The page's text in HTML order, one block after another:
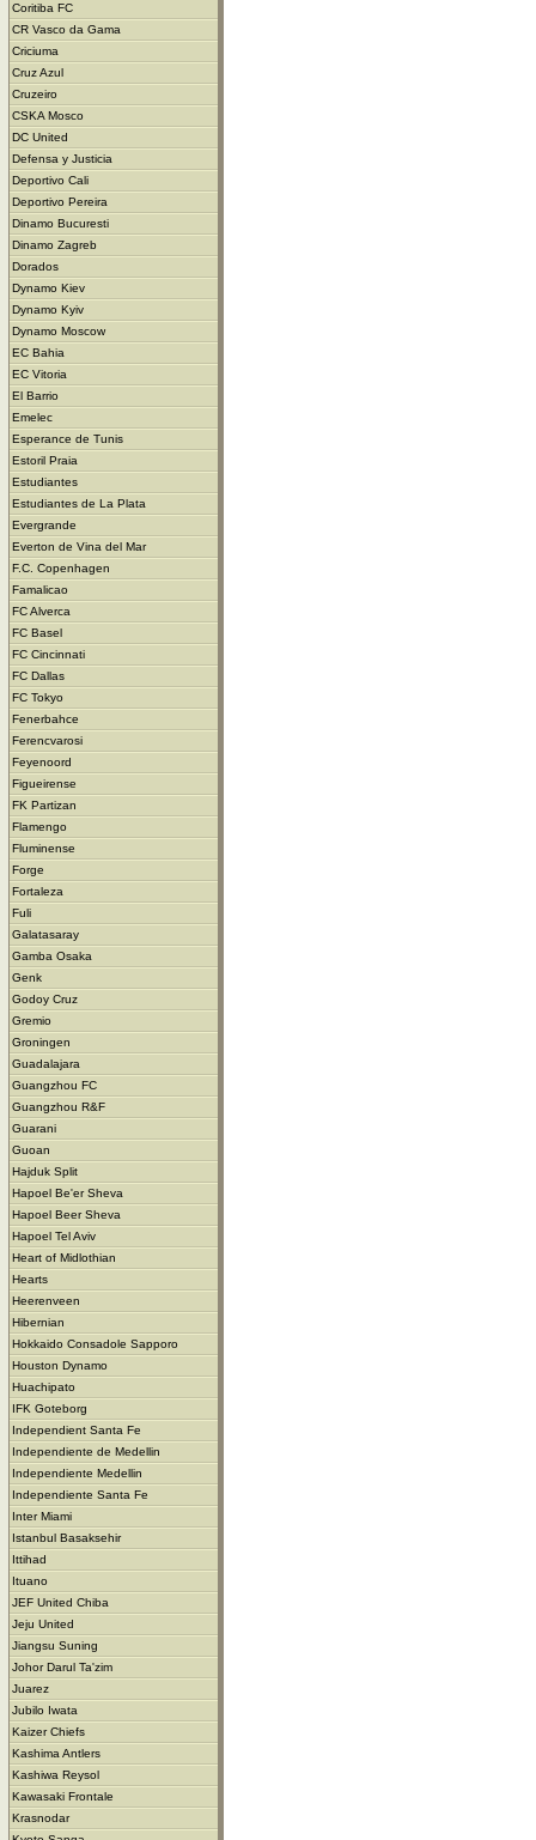
Coritiba FC
CR Vasco da Gama
Criciuma
Cruz Azul
Cruzeiro
CSKA Mosco
DC United
Defensa y Justicia
Deportivo Cali
Deportivo Pereira
Dinamo Bucuresti
Dinamo Zagreb
Dorados
Dynamo Kiev
Dynamo Kyiv
Dynamo Moscow
EC Bahia
EC Vitoria
El Barrio
Emelec
Esperance de Tunis
Estoril Praia
Estudiantes
Estudiantes de La Plata
Evergrande
Everton de Vina del Mar
F.C. Copenhagen
Famalicao
FC Alverca
FC Basel
FC Cincinnati
FC Dallas
FC Tokyo
Fenerbahce
Ferencvarosi
Feyenoord
Figueirense
FK Partizan
Flamengo
Fluminense
Forge
Fortaleza
Fuli
Galatasaray
Gamba Osaka
Genk
Godoy Cruz
Gremio
Groningen
Guadalajara
Guangzhou FC
Guangzhou R&F
Guarani
Guoan
Hajduk Split
Hapoel Be'er Sheva
Hapoel Beer Sheva
Hapoel Tel Aviv
Heart of Midlothian
Hearts
Heerenveen
Hibernian
Hokkaido Consadole Sapporo
Houston Dynamo
Huachipato
IFK Goteborg
Independient Santa Fe
Independiente de Medellin
Independiente Medellin
Independiente Santa Fe
Inter Miami
Istanbul Basaksehir
Ittihad
Ituano
JEF United Chiba
Jeju United
Jiangsu Suning
Johor Darul Ta'zim
Juarez
Jubilo Iwata
Kaizer Chiefs
Kashima Antlers
Kashiwa Reysol
Kawasaki Frontale
Krasnodar